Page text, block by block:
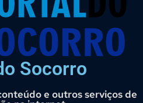
Socorro
e outros serviços de